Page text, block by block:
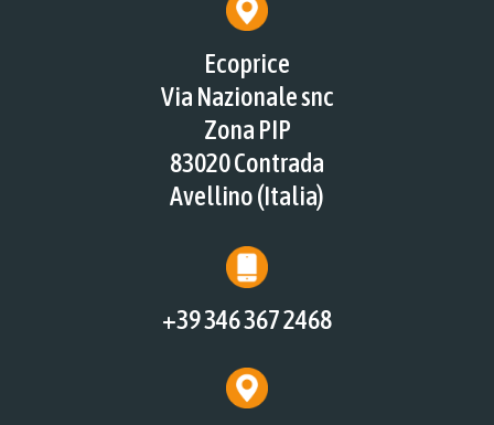
Ecoprice
Via Nazionale snc
Zona PIP
83020 Contrada
Avellino (Italia)
+39 346 367 2468